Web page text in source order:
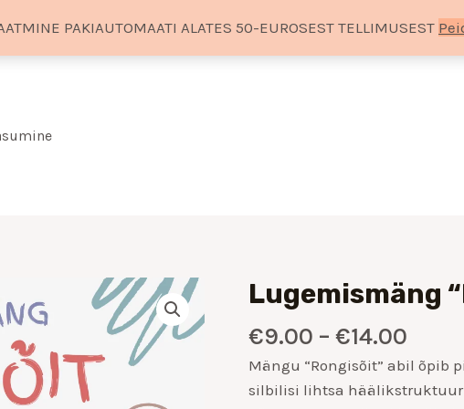
PAKIAUTOMAATI ALATES 50-EUROSEST TELLIMUSEST
Lugemismäng
€9.00 – €14.00
€9.00
Mängu “Rongisõit” abil õpib
silbilisi lihtsa
Lugemismäng
"Rongisõit"
kogus